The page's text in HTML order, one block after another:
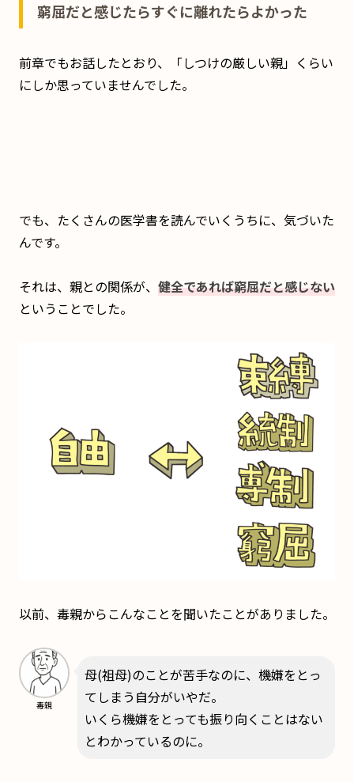
窮屈だと感じたらすぐに離れたらよかった
前章でもお話したとおり、「しつけの厳しい親」くらい
にしか思っていませんでした。
でも、たくさんの医学書を読んでいくうちに、気づいた
んです。
それは、親との関係が、 健全であれば窮屈だと感じない
ということでした。
以前、毒親からこんなことを聞いたことがありました。
毒親
母(祖母)のことが苦手なのに、機嫌をとっ
てしまう自分がいやだ。
いくら機嫌をとっても振り向くことはない
とわかっているのに。